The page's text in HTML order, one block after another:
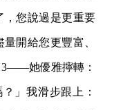
，您說過是更重要
開給您更豐富、
3——她優雅擰轉：
」我滑步跟上：